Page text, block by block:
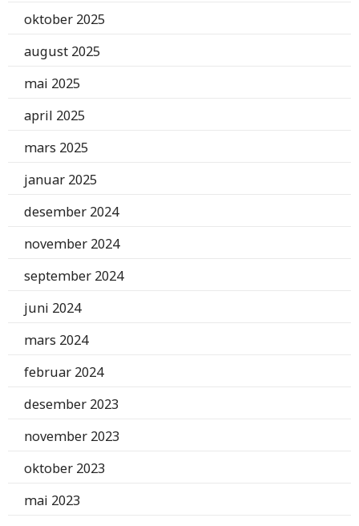
oktober 2025
august 2025
mai 2025
april 2025
mars 2025
januar 2025
desember 2024
november 2024
september 2024
juni 2024
mars 2024
februar 2024
desember 2023
november 2023
oktober 2023
mai 2023